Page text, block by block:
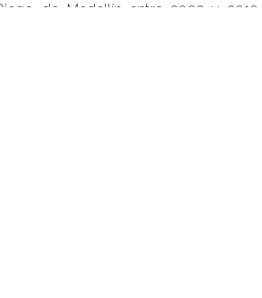
de Medellín entre 2003 y 2010,